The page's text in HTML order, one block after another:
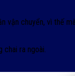
vận chuyển, vì thế
ra ngoài.